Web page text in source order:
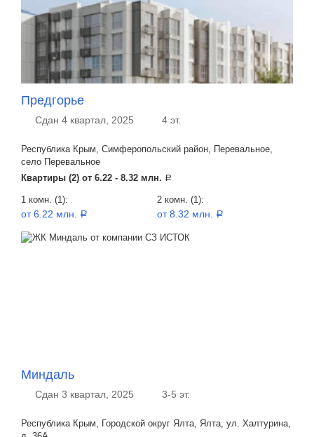
Предгорье
Сдан 4 квартал, 2025 4 эт.
Республика Крым, Симферопольский район, Перевальное,
село Перевальное
Квартиры (2) от 6.22 - 8.32 млн. a
1 комн. (1):
от 6.22 млн. a
2 комн. (1):
от 8.32 млн. a
Миндаль
Сдан 3 квартал, 2025 3-5 эт.
Республика Крым, Городской округ Ялта, Ялта, ул. Халтурина,